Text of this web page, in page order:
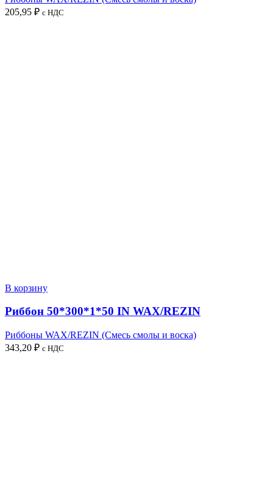
205,95 ₽ с НДС
В корзину
Риббон 50*300*1*50 IN WAX/REZIN
Риббоны WAX/REZIN (Смесь смолы и воска)
343,20 ₽ с НДС